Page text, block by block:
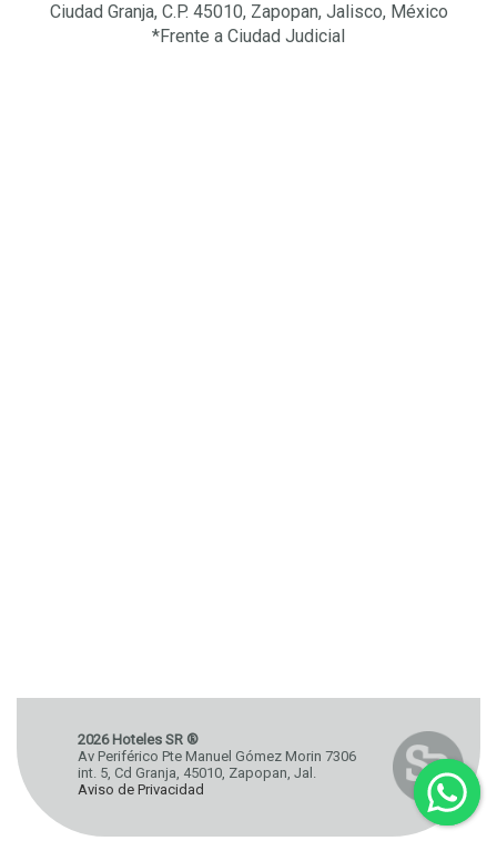
Ciudad Granja, C.P. 45010, Zapopan, Jalisco, México
*Frente a Ciudad Judicial
2026 Hoteles SR ®
Av Periférico Pte Manuel Gómez Morin 7306
int. 5, Cd Granja, 45010, Zapopan, Jal.
Aviso de Privacidad